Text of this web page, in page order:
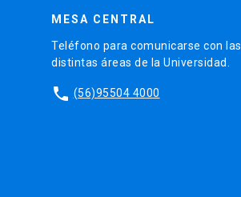
MESA CENTRAL
Teléfono para comunicarse con las
distintas áreas de la Universidad.
phone (56)95504 4000